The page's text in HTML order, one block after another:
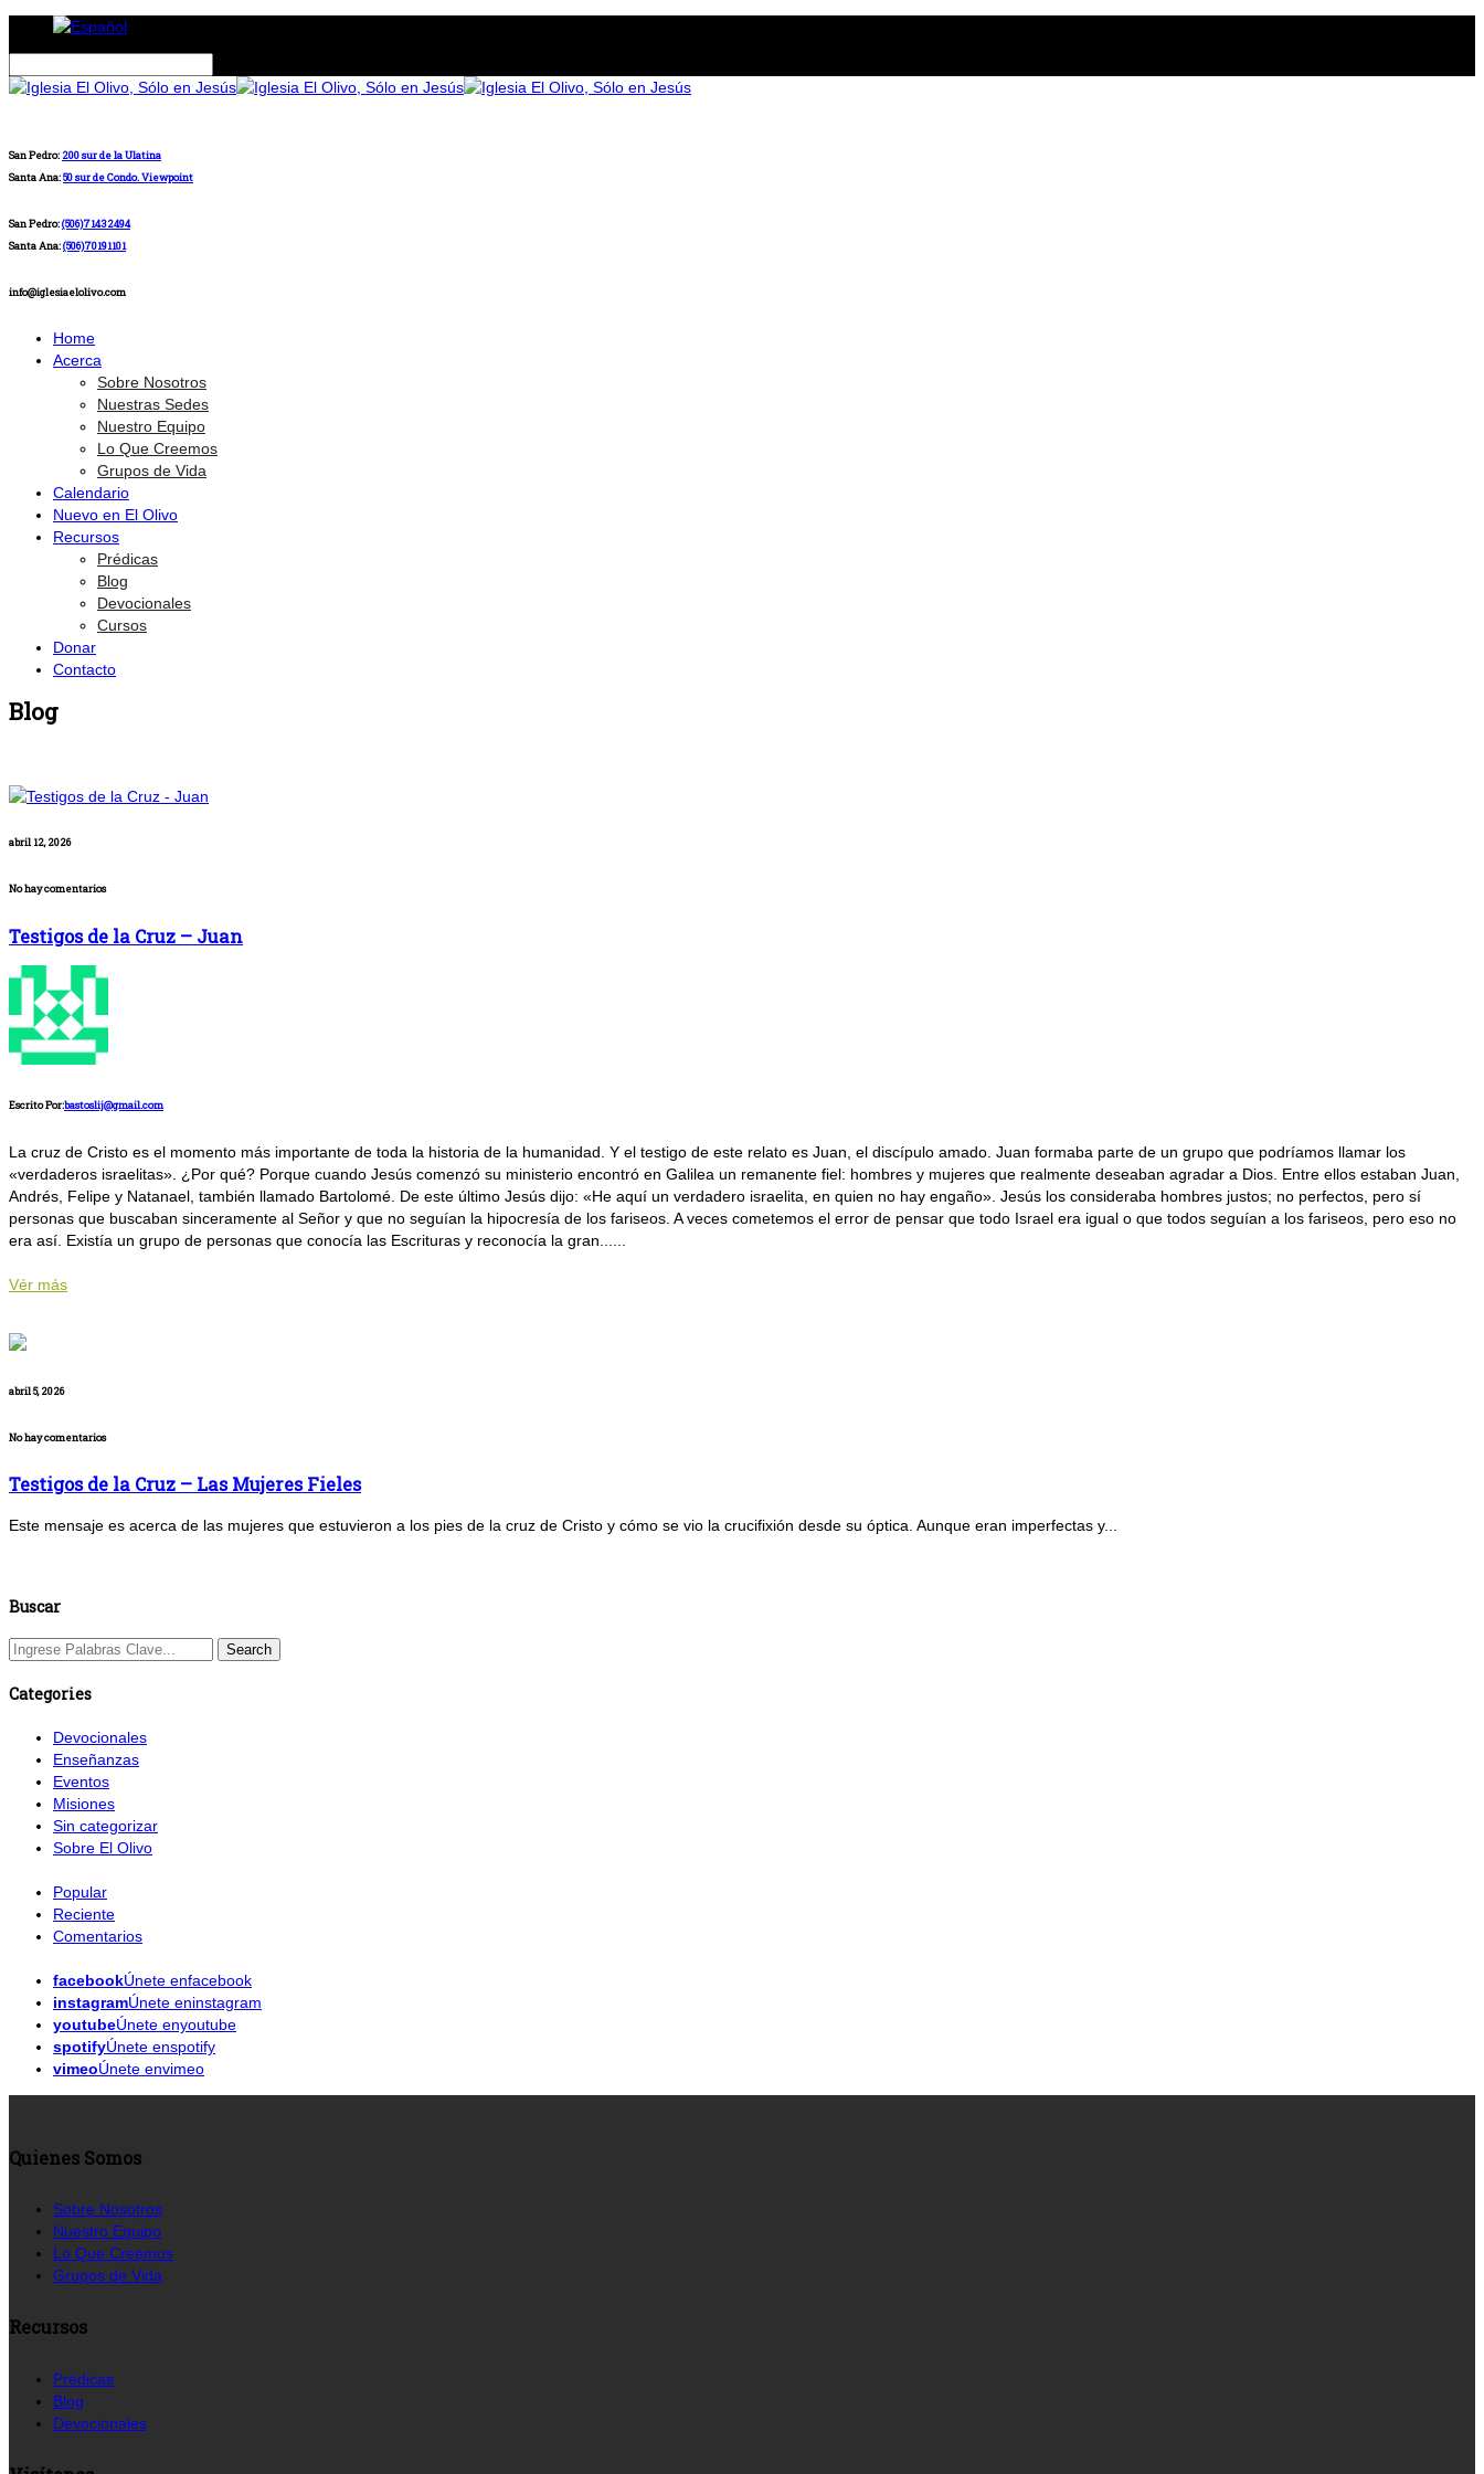
San Pedro: 200 sur de la Ulatina
Santa Ana:50 sur de Condo. Viewpoint
San Pedro:(506)71432494
Santa Ana:(506)70191101
info@iglesiaelolivo.com
Home
Acerca
Sobre Nosotros
Nuestras Sedes
Nuestro Equipo
Lo Que Creemos
Grupos de Vida
Calendario
Nuevo en El Olivo
Recursos
Prédicas
Blog
Devocionales
Cursos
Donar
Contacto
Blog
abril 12, 2026
No hay comentarios
Testigos de la Cruz – Juan
Escrito Por:bastoslij@gmail.com
La cruz de Cristo es el momento más importante de toda la historia de la humanidad. Y el testigo de este relato es Juan, el discípulo amado. Juan formaba parte de un grupo que podríamos llamar los
«verdaderos israelitas». ¿Por qué? Porque cuando Jesús comenzó su ministerio encontró en Galilea un remanente fiel: hombres y mujeres que realmente deseaban agradar a Dios. Entre ellos estaban Juan,
Andrés, Felipe y Natanael, también llamado Bartolomé. De este último Jesús dijo: «He aquí un verdadero israelita, en quien no hay engaño». Jesús los consideraba hombres justos; no perfectos, pero sí
personas que buscaban sinceramente al Señor y que no seguían la hipocresía de los fariseos. A veces cometemos el error de pensar que todo Israel era igual o que todos seguían a los fariseos, pero eso no
era así. Existía un grupo de personas que conocía las Escrituras y reconocía la gran......
Vér más
abril 5, 2026
No hay comentarios
Testigos de la Cruz – Las Mujeres Fieles
Este mensaje es acerca de las mujeres que estuvieron a los pies de la cruz de Cristo y cómo se vio la crucifixión desde su óptica. Aunque eran imperfectas y...
Buscar
Categories
Devocionales
Enseñanzas
Eventos
Misiones
Sin categorizar
Sobre El Olivo
Popular
Reciente
Comentarios
facebookÚnete enfacebook
instagramÚnete eninstagram
youtubeÚnete enyoutube
spotifyÚnete enspotify
vimeoÚnete envimeo
Quienes Somos
Sobre Nosotros
Nuestro Equipo
Lo Que Creemos
Grupos de Vida
Recursos
Prédicas
Blog
Devocionales